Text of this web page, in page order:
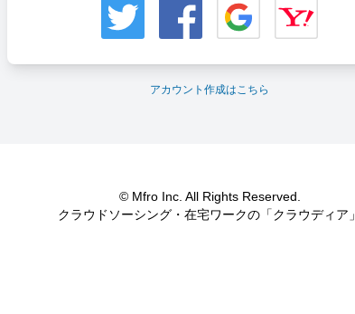
アカウント作成はこちら
© Mfro Inc. All Rights Reserved.
クラウドソーシング・在宅ワークの「クラウディア」